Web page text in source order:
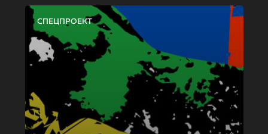
СПЕЦПРОЕКТ